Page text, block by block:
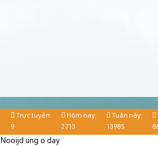
Trực tuyến:
9
Hôm nay:
2713
Tuần này:
13985
Nooijd ung o day